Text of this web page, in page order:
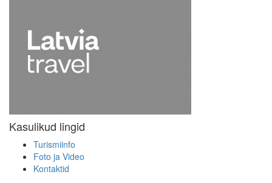
Kasulikud lingid
Turismiinfo
Foto ja Video
Kontaktid